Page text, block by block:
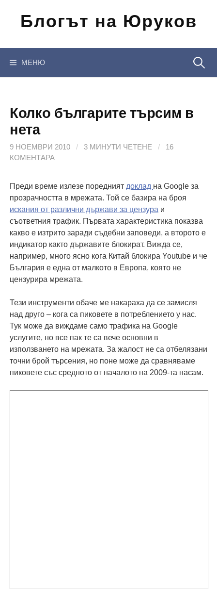
съдържанието
Блогът на Юруков
МЕНЮ
Колко българите търсим в
нета
9 НОЕМВРИ 2010 / 3 МИНУТИ ЧЕТЕНЕ /
16
КОМЕНТАРА
Преди време излезе поредният доклад на Google за
прозрачността в мрежата. Той се базира на броя
искания от различни държави за цензура и
съответния трафик. Първата характеристика показва
какво е изтрито заради съдебни заповеди, а второто е
индикатор както държавите блокират. Вижда се,
например, много ясно кога Китай блокира Youtube и че
България е една от малкото в Европа, която не
цензурира мрежата.
Тези инструменти обаче ме накараха да се замисля
над друго – кога са пиковете в потреблението у нас.
Тук може да виждаме само трафика на Google
услугите, но все пак те са вече основни в
използването на мрежата. За жалост не са отбелязани
точни брой търсения, но поне може да сравняваме
пиковете със средното от началото на 2009-та насам.